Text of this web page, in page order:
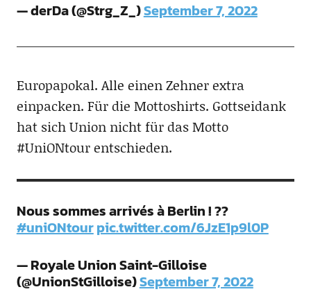
— derDa (@Strg_Z_)September 7, 2022
Europapokal. Alle einen Zehner extra
einpacken. Für die Mottoshirts. Gottseidank
hat sich Union nicht für das Motto
#UniONtour entschieden.
Nous sommes arrivés à Berlin ! ??
#uniONtourpic.twitter.com/6JzE1p9l0P
— Royale Union Saint-Gilloise
(@UnionStGilloise)September 7, 2022